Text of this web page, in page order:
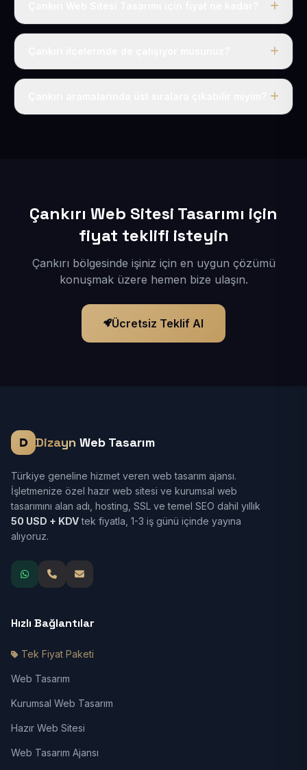
Çankırı dahil Türkiye’nin her yerinde geçerli yıllık tek
Elbette; Çankırı iline bağlı bütün ilçelere uzaktan ve
Çankırı Web Sitesi Tasarımı için
fiyat teklifi isteyin
Çankırı bölgesinde işiniz için en uygun çözümü
konuşmak üzere hemen bize ulaşın.
Ücretsiz Teklif Al
Dizayn Web Tasarım
Türkiye geneline hizmet veren web tasarım ajansı.
İşletmenize özel hazır web sitesi ve kurumsal web
tasarımını alan adı, hosting, SSL ve temel SEO dahil yıllık
50 USD + KDVtek fiyatla, 1-3 iş günü içinde yayına
alıyoruz.
Hızlı Bağlantılar
Tek Fiyat Paketi
Web Tasarım
Kurumsal Web Tasarım
Hazır Web Sitesi
Web Tasarım Ajansı